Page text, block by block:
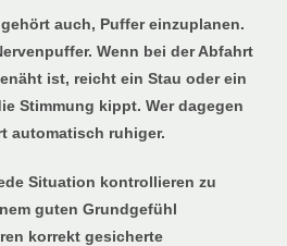
auch, Puffer einzuplanen.
Wenn bei der Abfahrt
ist, reicht ein Stau oder ein
Stimmung kippt. Wer dagegen
automatisch ruhiger.
Situation kontrollieren zu
guten Grundgefühl
korrekt gesicherte